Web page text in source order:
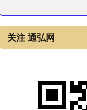
关注 通弘网